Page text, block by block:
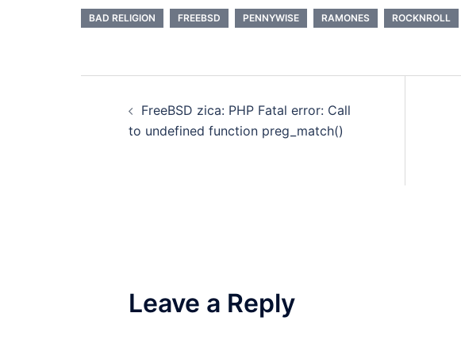
BAD RELIGION FREEBSD PENNYWISE RAMONES ROCKNROLL
Post
navigation
FreeBSD zica: PHP Fatal error: Call
to undefined function preg_match()
Leave a Reply